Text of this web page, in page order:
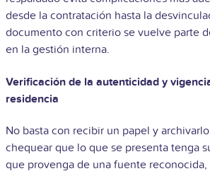
desde la contratación hasta la
documento con criterio se vuelve parte
en la gestión interna.
Verificación de la autenticidad y
residencia
No basta con recibir un papel y
chequear que lo que se presenta tenga
que provenga de una fuente reconocida,